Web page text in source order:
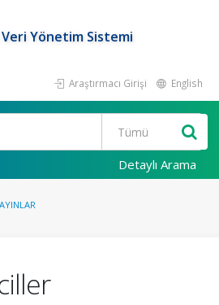
Yönetim Sistemi
Araştırmacı Girişi English
Detaylı Arama